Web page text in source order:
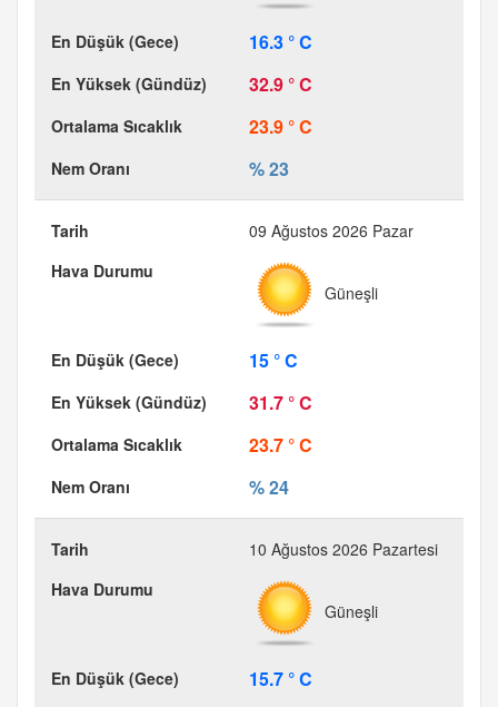
16.3 ° C
32.9 ° C
23.9 ° C
% 23
09 Ağustos 2026 Pazar
Güneşli
15 ° C
31.7 ° C
23.7 ° C
% 24
10 Ağustos 2026 Pazartesi
Güneşli
15.7 ° C